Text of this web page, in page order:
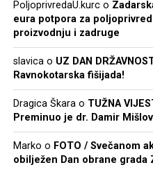
PoljoprivredaU.kurco
eura potpora za
proizvodnju i zadruge
slavicao UZ DAN
Ravnokotarska fišijada!
Dragica Škarao TUŽNA
Preminuo je dr. Damir Mišlov
Marko o FOTO / Svečanom
obilježen Dan obrane grada